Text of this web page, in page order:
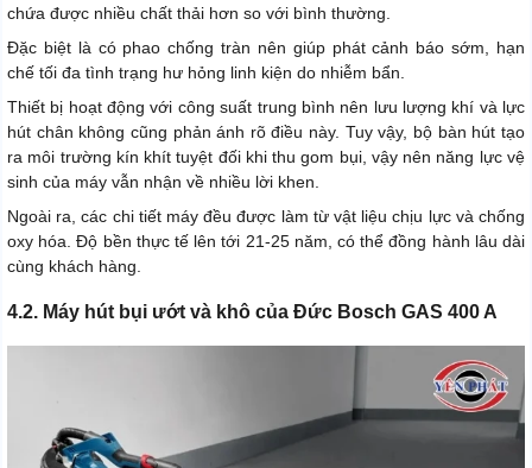
chứa được nhiều chất thải hơn so với bình thường.
Đặc biệt là có phao chống tràn nên giúp phát cảnh báo sớm, hạn
chế tối đa tình trạng hư hỏng linh kiện do nhiễm bẩn.
Thiết bị hoạt động với công suất trung bình nên lưu lượng khí và lực
hút chân không cũng phản ánh rõ điều này. Tuy vậy, bộ bàn hút tạo
ra môi trường kín khít tuyệt đối khi thu gom bụi, vậy nên năng lực vệ
sinh của máy vẫn nhận về nhiều lời khen.
Ngoài ra, các chi tiết máy đều được làm từ vật liệu chịu lực và chống
oxy hóa. Độ bền thực tế lên tới 21-25 năm, có thể đồng hành lâu dài
cùng khách hàng.
4.2. Máy hút bụi ướt và khô của Đức Bosch GAS 400 A